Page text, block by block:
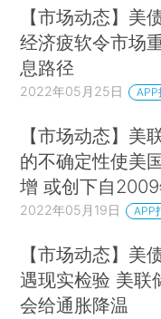
【市场动态】美
经济疲软令市场
息路径
2022年05月25日 APP
【市场动态】美
的不确定性使美
增 或创下自
2022年05月19日 APP
【市场动态】美
遇现实检验 美联
会给通胀降温